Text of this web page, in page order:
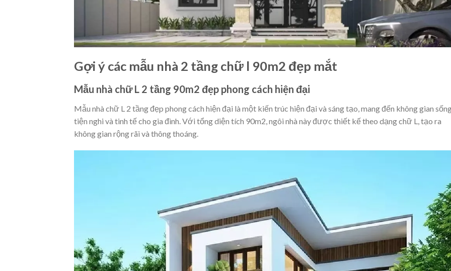
Gợi ý các mẫu nhà 2 tầng chữ l 90m2 đẹp mắt
Mẫu nhà chữ L 2 tầng 90m2 đẹp phong cách hiện đại
Mẫu nhà chữ L 2 tầng đẹp phong cách hiện đại là một kiến trúc hiện đại và sáng tạo, mang đến không gian
tiện nghi và tinh tế cho gia đình. Với tổng diện tích 90m2, ngôi nhà này được thiết kế theo dạng chữ L, tạo ra
không gian rộng rãi và thông thoáng.